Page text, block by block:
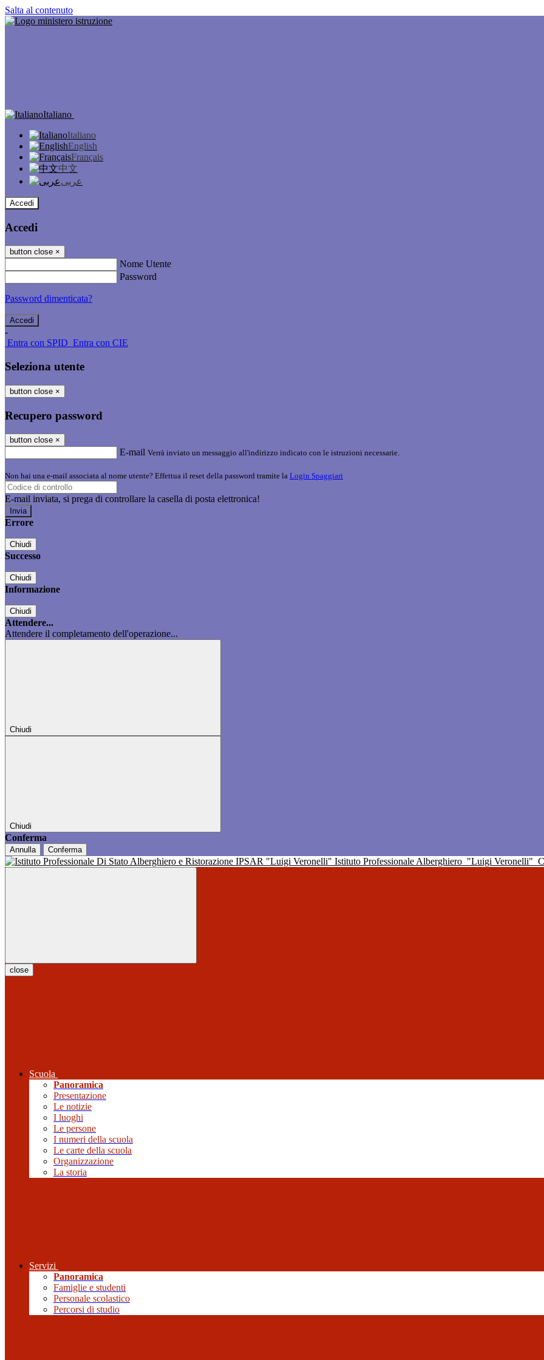
Salta al contenuto
Italiano
Italiano
English
Français
中文
عربى
Accedi
Accedi
button close ×
Nome Utente
Password
Password dimenticata?
-
Entra con SPID Entra con CIE
Seleziona utente
button close ×
Recupero password
button close ×
E-mail Verrà inviato un messaggio all'indirizzo indicato con le istruzioni necessarie.
Non hai una e-mail associata al nome utente? Effettua il reset della password tramite la Login Spaggiari
E-mail inviata, si prega di controllare la casella di posta elettronica!
Errore
Chiudi
Successo
Chiudi
Informazione
Chiudi
Attendere...
Attendere il completamento dell'operazione...
Chiudi
Chiudi
Conferma
Annulla Conferma
Istituto Professionale Alberghiero "Luigi Veronelli"
close
Scuola
Panoramica
Presentazione
Le notizie
I luoghi
Le persone
I numeri della scuola
Le carte della scuola
Organizzazione
La storia
Servizi
Panoramica
Famiglie e studenti
Personale scolastico
Percorsi di studio